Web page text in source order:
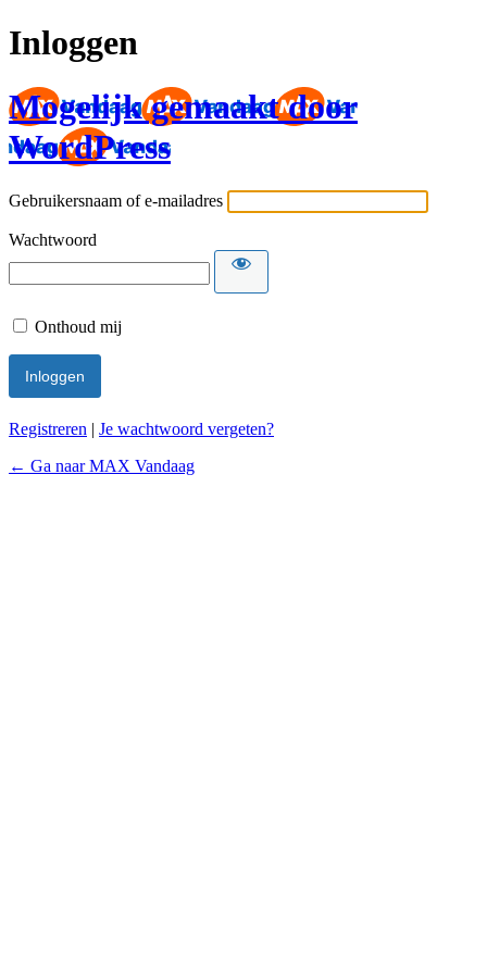
Inloggen
Mogelijk gemaakt door
WordPress
Gebruikersnaam of e-mailadres
Wachtwoord
Onthoud mij
Registreren | Je wachtwoord vergeten?
← Ga naar MAX Vandaag